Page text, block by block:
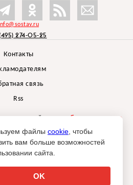
274-05-25
Контакты
связь
Rss
проектбрендингового
Depot
Sostav.ru допустимо только при
источника.
файлы cookie , чтобы
вам больше возможностей
сайта.
OK